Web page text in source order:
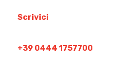
Scrivici
+39 0444 1757700